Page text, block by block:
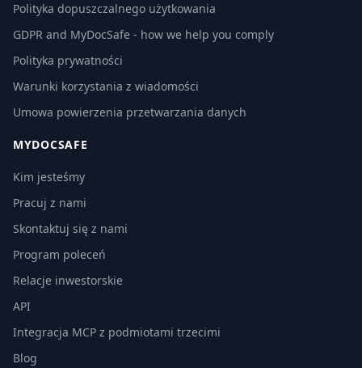
Polityka dopuszczalnego użytkowania
GDPR and MyDocSafe - how we help you comply
Polityka prywatności
Warunki korzystania z wiadomości
Umowa powierzenia przetwarzania danych
MYDOCSAFE
Kim jesteśmy
Pracuj z nami
Skontaktuj się z nami
Program poleceń
Relacje inwestorskie
API
Integracja MCP z podmiotami trzecimi
Blog